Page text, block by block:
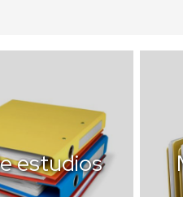
estudios